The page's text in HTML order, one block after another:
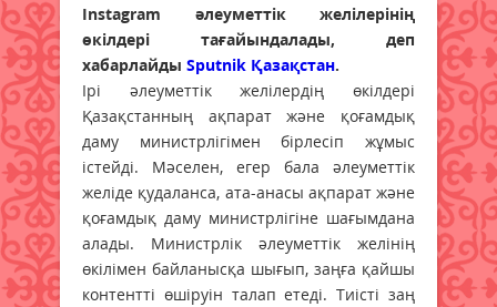
Instagram әлеуметтік желілерінің
өкілдері тағайындалады, деп
хабарлайды Sputnik Қазақстан.
Ірі әлеуметтік желілердің өкілдері
Қазақстанның ақпарат және қоғамдық
даму министрлігімен бірлесіп жұмыс
істейді. Мәселен, егер бала әлеуметтік
желіде қудаланса, ата-анасы ақпарат және
қоғамдық даму министрлігіне шағымдана
алады. Министрлік әлеуметтік желінің
өкілімен байланысқа шығып, заңға қайшы
контентті өшіруін талап етеді. Тиісті заң